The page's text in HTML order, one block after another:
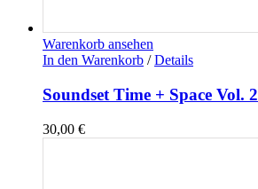
Warenkorb ansehen
In den Warenkorb / Details
Soundset Time + Space Vol. 2
30,00 €